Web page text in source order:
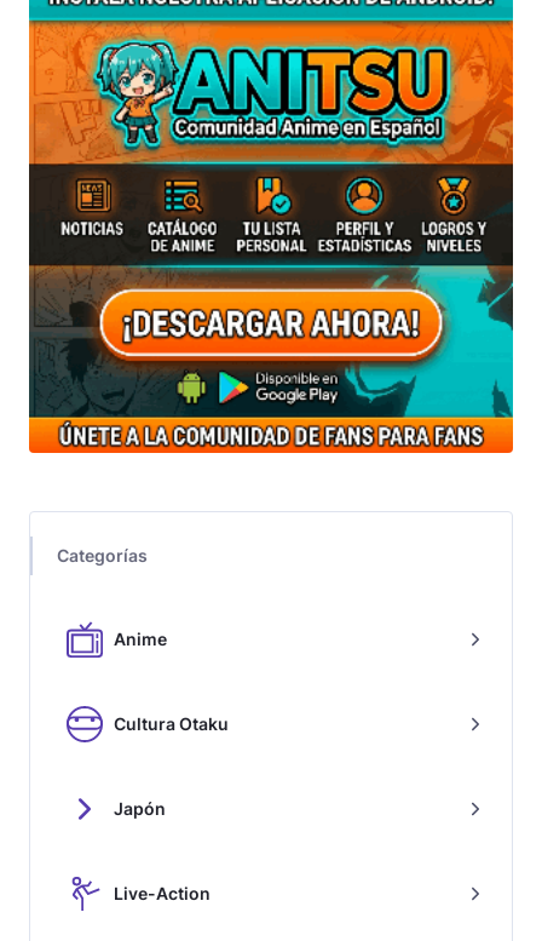
Categorías
Anime
Cultura Otaku
Japón
Live-Action